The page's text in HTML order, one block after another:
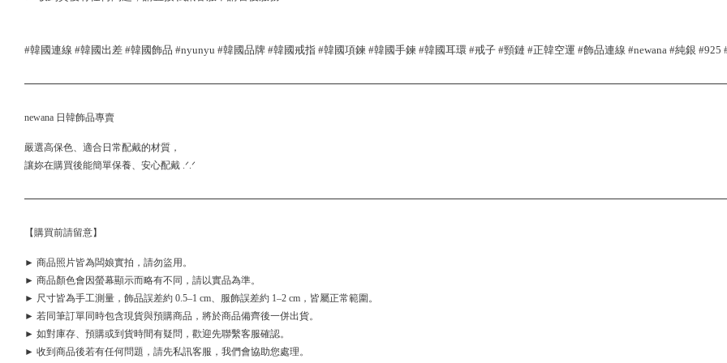
#韓國連線 #韓國出差 #韓國飾品 #nyunyu #韓國品牌 #韓國戒指 #韓國項鍊 #韓國手鍊 #韓國耳環 #戒子 #頸鏈 #正韓空運 #飾品連線 #newana #純銀 #925
newana 日韓飾品專賣
嚴選高保色、適合日常配戴的材質，
讓妳在購買後能簡單保養、安心配戴 .ᐟ.ᐟ
【購買前請留意】
► 商品照片皆為闆娘實拍，請勿盜用。
► 商品顏色會因螢幕顯示而略有不同，請以實品為準。
► 尺寸皆為手工測量，飾品誤差約 0.5–1 cm、服飾誤差約 1–2 cm，皆屬正常範圍。
► 若同筆訂單同時包含現貨與預購商品，將於商品備齊後一併出貨。
► 如對庫存、預購或到貨時間有疑問，歡迎先聯繫客服確認。
► 收到商品後若有任何問題，請先私訊客服，我們會協助您處理。